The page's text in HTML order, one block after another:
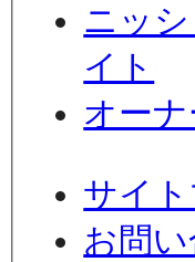
ニッ
イト
オー
サイ
お問